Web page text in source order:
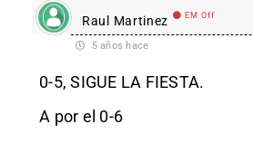
Raul Martinez EM Off
5 años hace
0-5, SIGUE LA FIESTA.
A por el 0-6